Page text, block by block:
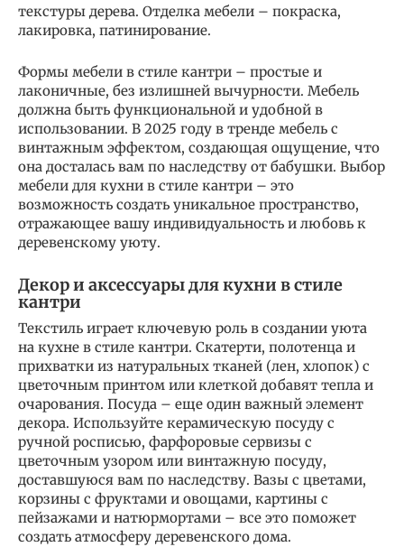
текстуры дерева. Отделка мебели – покраска,
лакировка, патинирование.
Формы мебели в стиле кантри – простые и
лаконичные, без излишней вычурности. Мебель
должна быть функциональной и удобной в
использовании. В 2025 году в тренде мебель с
винтажным эффектом, создающая ощущение, что
она досталась вам по наследству от бабушки. Выбор
мебели для кухни в стиле кантри – это
возможность создать уникальное пространство,
отражающее вашу индивидуальность и любовь к
деревенскому уюту.
Декор и аксессуары для кухни в стиле
кантри
Текстиль играет ключевую роль в создании уюта
на кухне в стиле кантри. Скатерти, полотенца и
прихватки из натуральных тканей (лен, хлопок) с
цветочным принтом или клеткой добавят тепла и
очарования. Посуда – еще один важный элемент
декора. Используйте керамическую посуду с
ручной росписью, фарфоровые сервизы с
цветочным узором или винтажную посуду,
доставшуюся вам по наследству. Вазы с цветами,
корзины с фруктами и овощами, картины с
пейзажами и натюрмортами – все это поможет
создать атмосферу деревенского дома.